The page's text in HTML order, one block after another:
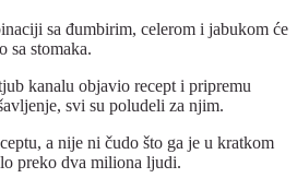
sa đumbirim, celerom i jabukom će
sa stomaka.
kanalu objavio recept i pripremu
svi su poludeli za njim.
a nije ni čudo što ga je u kratkom
preko dva miliona ljudi.